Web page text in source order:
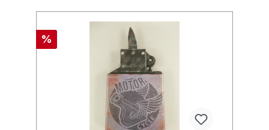
%